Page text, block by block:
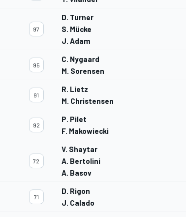
97
D. Turner
S. Mücke
J. Adam
95
C. Nygaard
M. Sorensen
91
R. Lietz
M. Christensen
92
P. Pilet
F. Makowiecki
72
V. Shaytar
A. Bertolini
A. Basov
71
D. Rigon
J. Calado